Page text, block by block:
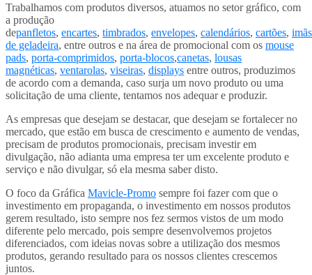
Trabalhamos com produtos diversos, atuamos no setor gráfico, com
a produção
depanfletos, encartes, timbrados, envelopes, calendários, cartões, imãs
de geladeira, entre outros e na área de promocional com os mouse
pads, porta-comprimidos, porta-blocos,canetas, lousas
magnéticas, ventarolas, viseiras, displays entre outros, produzimos
de acordo com a demanda, caso surja um novo produto ou uma
solicitação de uma cliente, tentamos nos adequar e produzir.
As empresas que desejam se destacar, que desejam se fortalecer no
mercado, que estão em busca de crescimento e aumento de vendas,
precisam de produtos promocionais, precisam investir em
divulgação, não adianta uma empresa ter um excelente produto e
serviço e não divulgar, só ela mesma saber disto.
O foco da Gráfica Mavicle-Promo sempre foi fazer com que o
investimento em propaganda, o investimento em nossos produtos
gerem resultado, isto sempre nos fez sermos vistos de um modo
diferente pelo mercado, pois sempre desenvolvemos projetos
diferenciados, com ideias novas sobre a utilização dos mesmos
produtos, gerando resultado para os nossos clientes crescemos
juntos.